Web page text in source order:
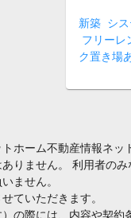
新築 シ
フリーレ
ク置き場
ホーム不動産情報ネ
りません。 利用者の
ません。
ていただきます。
の際には、内容や契